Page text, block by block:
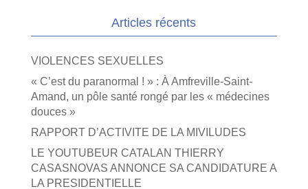
Articles récents
VIOLENCES SEXUELLES
« C’est du paranormal ! » : À Amfreville-Saint-
Amand, un pôle santé rongé par les « médecines
douces »
RAPPORT D’ACTIVITE DE LA MIVILUDES
LE YOUTUBEUR CATALAN THIERRY
CASASNOVAS ANNONCE SA CANDIDATURE A
LA PRESIDENTIELLE